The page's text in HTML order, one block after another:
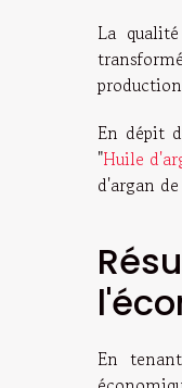
La
En dépit
"Huile
d'argan
En